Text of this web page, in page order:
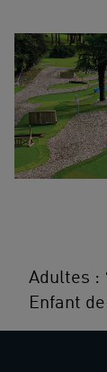
Adultes :
Enfant